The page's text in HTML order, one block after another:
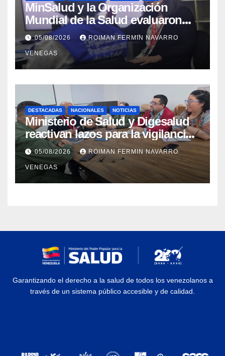
MinSalud y la Organización
Mundial de la Salud evaluaron
propuesta técnica integral en
materia de agua saneamiento e
higiene ante contingencia
sísmica
05/08/2026 ROIMAN FERMIN NAVARRO
VENEGAS
DESTACADAS NACIONALES NOTICIAS
Ministerio de Salud y Digesalud
reactivan lazos para la vigilancia
epidemiológica y el control de
enfermedades
05/08/2026 ROIMAN FERMIN NAVARRO
VENEGAS
Garantizando el derecho a la salud de todos los venezolanos a
través de un sistema público accesible y de calidad.